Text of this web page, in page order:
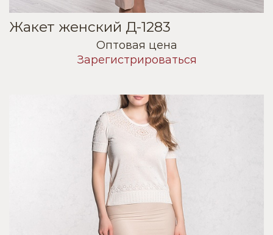
Жакет женский Д-1283
Оптовая цена
Зарегистрироваться